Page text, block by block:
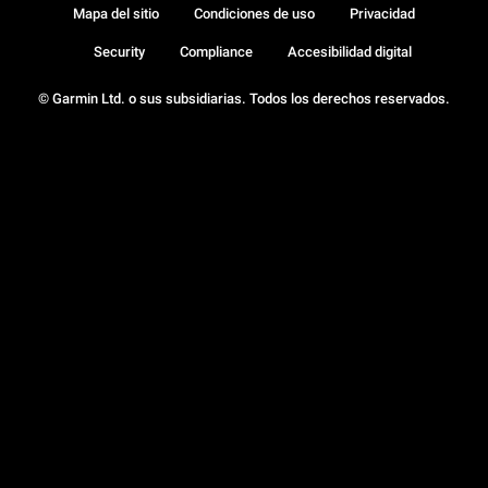
© Garmin Ltd. o sus subsidiarias. Todos los derechos reservados.
Mapa del sitio Condiciones de uso Privacidad
Security Compliance Accesibilidad digital